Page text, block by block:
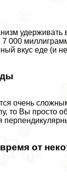
7 000
вкус еде (и
очень
то Вы просто
от